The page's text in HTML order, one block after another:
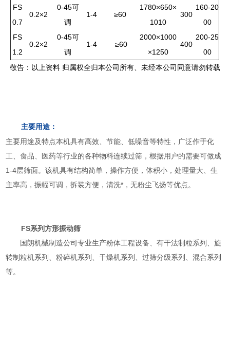
FS
0.7
0.2×2
0-45可
调
1-4 ≥60
1780×650×
1010
300
160-20
00
FS
1.2
0.2×2
0-45可
调
1-4 ≥60
2000×1000
×1250
400
200-25
00
敬告：以上资料 归属权全归本公司所有、未经本公司同意请勿转载
主要用途：
主要用途及特点本机具有高效、节能、低噪音等特性，广泛作于化
工、食品、医药等行业的各种物料连续过筛，根据用户的需要可做成
1-4层筛面。该机具有结构简单，操作方便，体积小，处理量大、生
主率高，振幅可调，拆装方便，清洗*，无粉尘飞扬等优点。
FS系列方形振动筛
国朗机械制造公司专业生产粉体工程设备、有干法制粒系列、旋
转制粒机系列、粉碎机系列、干燥机系列、过筛分级系列、混合系列
等。